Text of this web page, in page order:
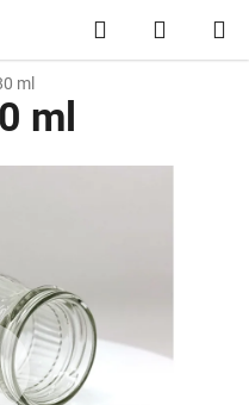
Hľadať
KOŠÍK
ml
ml